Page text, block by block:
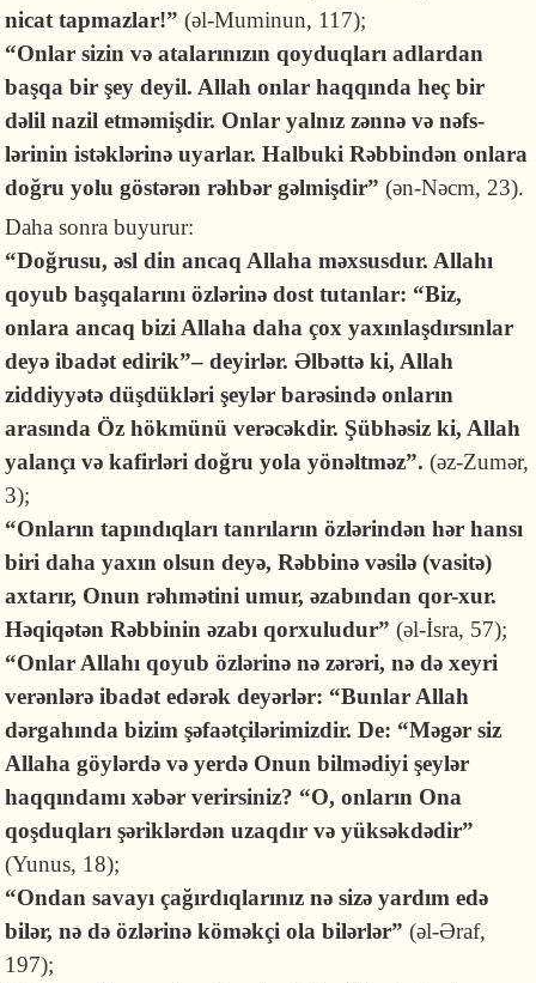
nicat tapmazlar!” (əl-Muminun, 117);
“Onlar sizin və ataları­nı­zın qoy­duqları adlardan
başqa bir şey de­yil. Allah onlar haq­qında heç bir
dəlil nazil et­mə­mişdir. On­lar yal­nız zənnə və nəfs­
lərinin istəklərinə uyar­lar. Halbuki Rəb­bindən onlara
doğru yolu göstərən rəh­bər gəl­mişdir” (ən-Nəcm, 23).
Daha sonra buyurur:
“Doğrusu, əsl din ancaq Allaha məxsusdur. Allahı
qoyub başqalarını özlərinə dost tutanlar: “Biz,
onlara ancaq bizi Allaha daha çox yaxınlaşdırsınlar
deyə ibadət edirik”– deyirlər. Əlbəttə ki, Allah
ziddiyyətə düşdükləri şeylər barəsində onların
arasında Öz hökmünü verəcəkdir. Şübhəsiz ki, Allah
yalançı və kafirləri doğru yola yönəltməz”. (əz-Zumər,
3);
“Onların tapındıqları tanrıların özlərindən hər hansı
biri daha yaxın olsun deyə, Rəbbinə vəsilə (vasitə)
axtarır, Onun rəhmətini umur, əzabından qor-xur.
Həqiqətən Rəbbinin əzabı qorxuludur”(əl-İsra, 57);
“Onlar Allahı qoyub özlərinə nə zərəri, nə də xeyri
verənlərə ibadət edərək deyərlər: “Bunlar Allah
dərga­hında bizim şəfaətçilərimizdir. De: “Məgər siz
Allaha göylərdə və yerdə Onun bilmədiyi şeylər
haqqındamı xəbər verirsiniz? “O, onların Ona
qoşduq­ları şəriklərdən uzaqdır və yüksəkdədir”
(Yunus, 18);
“Ondan savayı çağırdıqlarınız nə sizə yardım edə
bilər, nə də özlərinə köməkçi ola bilərlər”(əl-Əraf,
197);